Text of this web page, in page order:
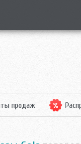
продаж